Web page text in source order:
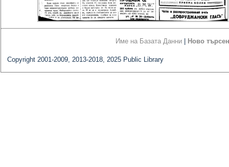
Име на Базата Данни Ново
Copyright 2001-2009, 2013-2018, 2025 Public Library